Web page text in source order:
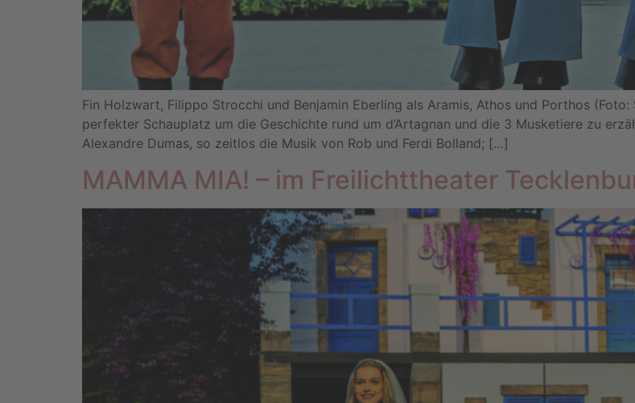
Fin Holzwart, Filippo Strocchi und Benjamin Eberling als Aramis, Athos und Porthos
perfekter Schauplatz um die Geschichte rund um d’Artagnan und die 3 Musketiere zu
Alexandre Dumas, so zeitlos die Musik von Rob und Ferdi Bolland; […]
MAMMA MIA! – im Freilichttheater